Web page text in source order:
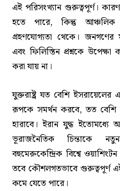
এই পরিসংখ্যান গুরুত্বপূর্ণ। কারণ
হতে পারে, কিন্তু
গ্রহণযোগ্যতা থেকে। জনগণের
এবং ফিলিস্তিন প্রশ্নকে উপেক্ষা
করা যায় না।
যুক্তরাষ্ট্র যত বেশি
রূপকে সমর্থন করবে, তত বেশি
হারাবে। ইরান যুদ্ধ ইতোমধ্যে
ভূরাজনৈতিক চিন্তাকে
বহুমেরুকেন্দ্রিক বিশ্বে
তবে কৌশলগতভাবে গুরুত্বপূর্ণ
কমে যেতে পারে।